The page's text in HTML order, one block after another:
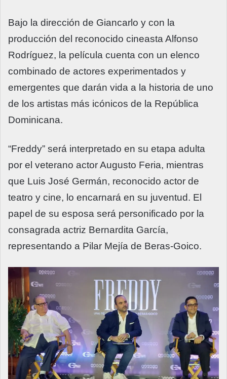
Bajo la dirección de Giancarlo y con la
producción del reconocido cineasta Alfonso
Rodríguez, la película cuenta con un elenco
combinado de actores experimentados y
emergentes que darán vida a la historia de uno
de los artistas más icónicos de la República
Dominicana.
“Freddy” será interpretado en su etapa adulta
por el veterano actor Augusto Feria, mientras
que Luis José Germán, reconocido actor de
teatro y cine, lo encarnará en su juventud. El
papel de su esposa será personificado por la
consagrada actriz Bernardita García,
representando a Pilar Mejía de Beras-Goico.